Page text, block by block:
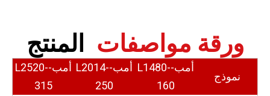
ورقة مواصفات المنتج
نموذج
أمب-L1480-
160
أمب-L2014-
250
أمب-L2520-
315